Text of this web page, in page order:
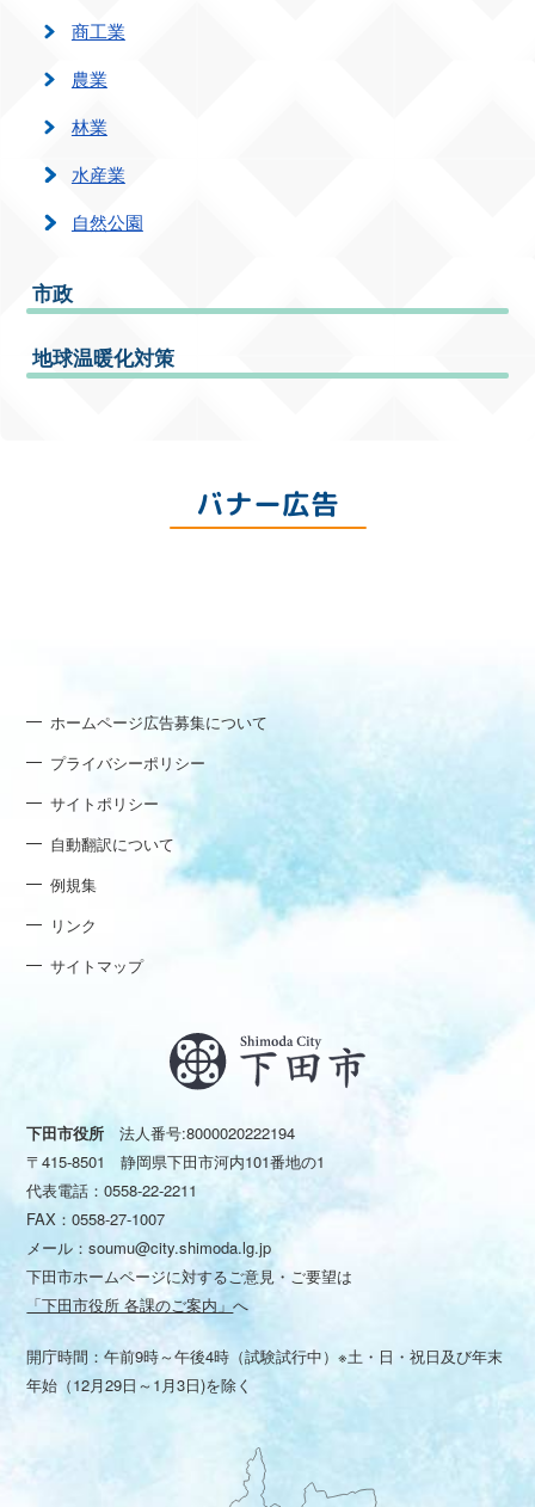
商工業
農業
林業
水産業
自然公園
市政
地球温暖化対策
バナー広告
ホームページ広告募集について
プライバシーポリシー
サイトポリシー
自動翻訳について
例規集
リンク
サイトマップ
下田市役所 法人番号:8000020222194
〒415-8501 静岡県下田市河内101番地の1
代表電話：0558-22-2211
FAX：0558-27-1007
メール：soumu@city.shimoda.lg.jp
下田市ホームページに対するご意見・ご要望は
「下田市役所 各課のご案内」へ
開庁時間：午前9時～午後4時（試験試行中）※土・日・祝日及び年末
年始（12月29日～1月3日)を除く